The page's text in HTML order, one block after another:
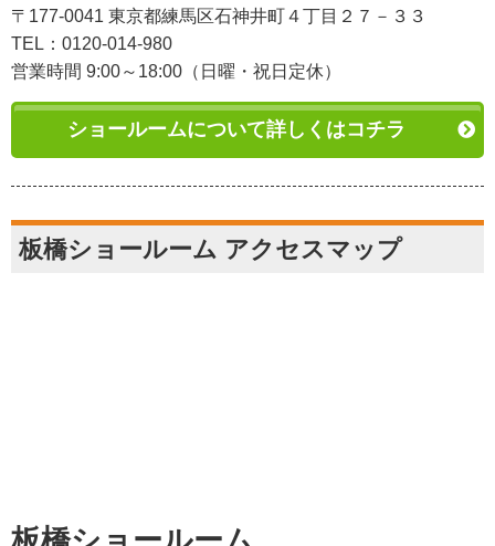
〒177-0041 東京都練馬区石神井町４丁目２７－３３
TEL：0120-014-980
営業時間 9:00～18:00（日曜・祝日定休）
ショールームについて詳しくはコチラ
板橋ショールーム アクセスマップ